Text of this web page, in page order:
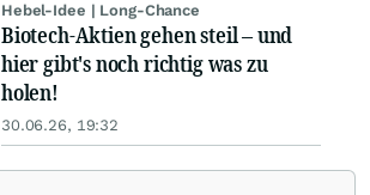
Hebel-Idee | Long-Chance
Biotech-Aktien gehen steil – und
hier gibt's noch richtig was zu
holen!
30.06.26, 19:32